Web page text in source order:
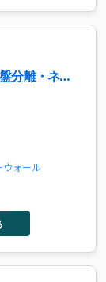
分離・ネッ
ウォール